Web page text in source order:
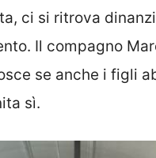
ci si ritrova
Il compagno
se anche i figli
sì.